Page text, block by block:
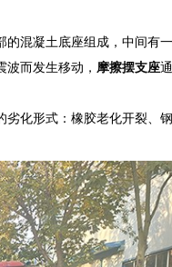
混凝土底座组成，中间有
而发生移动， 摩擦摆支座
化形式：橡胶老化开裂、